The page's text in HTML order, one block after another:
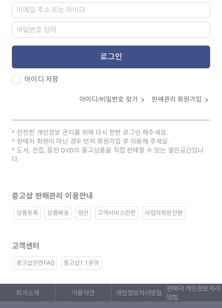
로그인
아이디 저장
아이디/비밀번호 찾기 판매관리 회원가입
안전한 개인정보 관리를 위해 다시 한번 로그인 해주세요.
판매자 회원이 아닌 경우 먼저 회원가입 후 이용해 주세요.
도서, 전집, 음반 DVD의 중고상품을 직접 판매할 수 있는 열린공간입니
다.
중고샵 판매관리 이용안내
상품등록 상품배송 정산 고객서비스관련 사업자회원전환
고객센터
중고샵관련FAQ 중고샵1:1문의
회사소개 이용약관 개인정보처리방침
판매자 개인정보처리
방침